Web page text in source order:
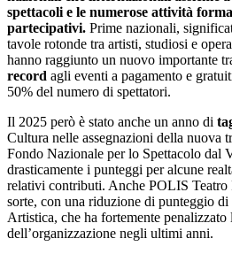
spettacoli e le numerose attività
partecipativi. Prime nazionali,
tavole rotonde tra artisti, studiosi e
hanno raggiunto un nuovo importante
record agli eventi a pagamento e
50% del numero di spettatori.
Il 2025 però è stato anche un anno di
Cultura nelle assegnazioni della nuova
Fondo Nazionale per lo Spettacolo dal
drasticamente i punteggi per alcune
relativi contributi. Anche POLIS Teatro
sorte, con una riduzione di punteggio
Artistica, che ha fortemente penalizzato
dell’organizzazione negli ultimi anni.